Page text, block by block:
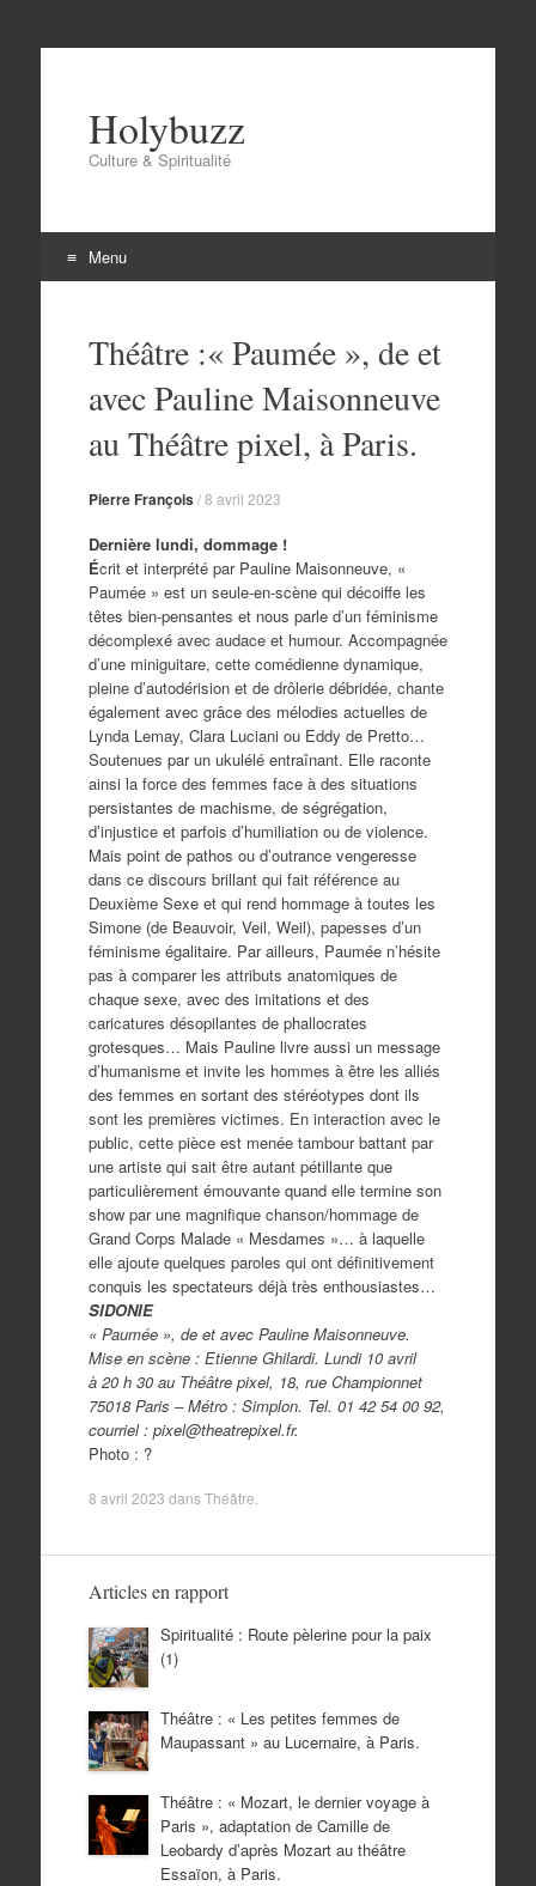
Holybuzz
Culture & Spiritualité
Menu
contenuThéâtre :« Paumée », de et
avec Pauline Maisonneuve
au Théâtre pixel, à Paris.
Pierre François/8 avril 2023
Dernière lundi, dommage !
Écrit et interprété par Pauline Maisonneuve, «
Paumée » est un seule-en-scène qui décoiffe les
têtes bien-pensantes et nous parle d’un féminisme
décomplexé avec audace et humour. Accompagnée
d’une miniguitare, cette comédienne dynamique,
pleine d’autodérision et de drôlerie débridée, chante
également avec grâce des mélodies actuelles de
Lynda Lemay, Clara Luciani ou Eddy de Pretto…
Soutenues par un ukulélé entraînant. Elle raconte
ainsi la force des femmes face à des situations
persistantes de machisme, de ségrégation,
d’injustice et parfois d’humiliation ou de violence.
Mais point de pathos ou d’outrance vengeresse
dans ce discours brillant qui fait référence au
Deuxième Sexe et qui rend hommage à toutes les
Simone (de Beauvoir, Veil, Weil), papesses d’un
féminisme égalitaire. Par ailleurs, Paumée n’hésite
pas à comparer les attributs anatomiques de
chaque sexe, avec des imitations et des
caricatures désopilantes de phallocrates
grotesques… Mais Pauline livre aussi un message
d’humanisme et invite les hommes à être les alliés
des femmes en sortant des stéréotypes dont ils
sont les premières victimes. En interaction avec le
public, cette pièce est menée tambour battant par
une artiste qui sait être autant pétillante que
particulièrement émouvante quand elle termine son
show par une magnifique chanson/hommage de
Grand Corps Malade « Mesdames »… à laquelle
elle ajoute quelques paroles qui ont définitivement
conquis les spectateurs déjà très enthousiastes…
SIDONIE
« Paumée », de et avec Pauline Maisonneuve.
Mise en scène : Etienne Ghilardi. Lundi 10 avril
à 20 h 30 au Théâtre pixel, 18, rue Championnet
75018 Paris – Métro : Simplon. Tel. 01 42 54 00 92,
courriel : pixel@theatrepixel.fr.
Photo : ?
8 avril 2023 dansThéâtre
Articles en rapport
Spiritualité : Route pèlerine pour la paix
(1)
Théâtre : « Les petites femmes de
Maupassant » au Lucernaire, à Paris.
Théâtre : « Mozart, le dernier voyage à
Paris », adaptation de Camille de
Leobardy d’après Mozart au théâtre
Essaïon, à Paris.